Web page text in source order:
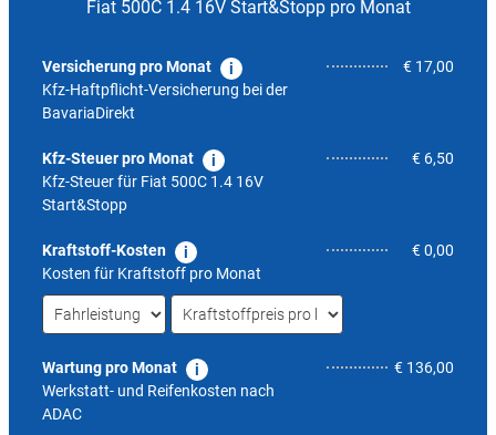
Fiat 500C 1.4 16V Start&Stopp pro Monat
Versicherung pro Monat
Kfz-Haftpflicht-Versicherung bei der
BavariaDirekt
€ 17,00
Kfz-Steuer pro Monat
Kfz-Steuer für Fiat 500C 1.4 16V
Start&Stopp
€ 6,50
Kraftstoff-Kosten
Kosten für Kraftstoff pro Monat
€ 0,00
Wartung pro Monat
Werkstatt- und Reifenkosten nach
ADAC
€ 136,00